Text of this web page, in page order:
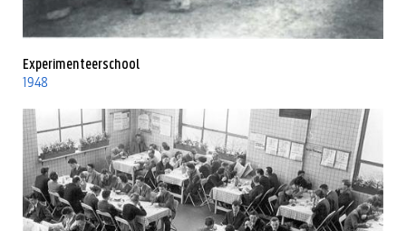
Experimenteerschool
1948